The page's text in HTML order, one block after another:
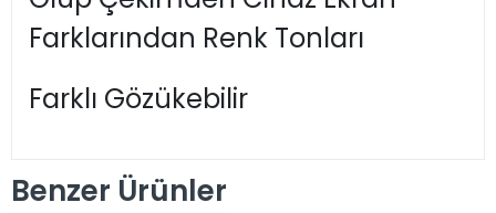
Farklarından Renk Tonları
Farklı Gözükebilir
Benzer Ürünler